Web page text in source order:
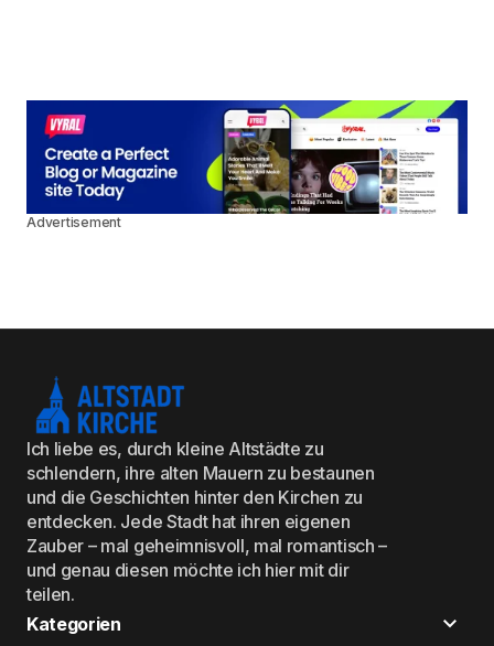
Advertisement
Ich liebe es, durch kleine Altstädte zu
schlendern, ihre alten Mauern zu bestaunen
und die Geschichten hinter den Kirchen zu
entdecken. Jede Stadt hat ihren eigenen
Zauber – mal geheimnisvoll, mal romantisch –
und genau diesen möchte ich hier mit dir
teilen.
Kategorien